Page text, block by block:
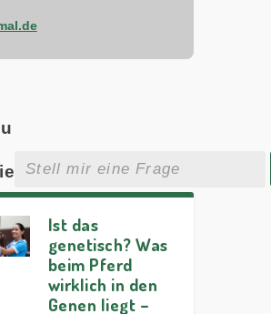
Ist das
genetisch? Was
beim Pferd
wirklich in den
Genen liegt –